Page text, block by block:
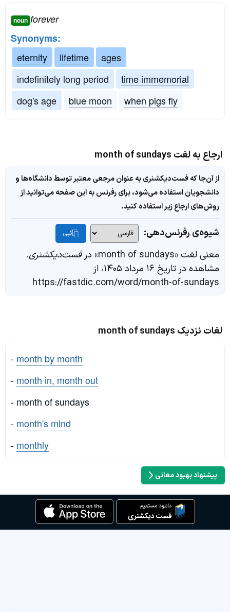
noun forever
Synonyms:
eternity
lifetime
ages
indefinitely long period
time immemorial
dog's age
blue moon when pigs fly
ارجاع به لغت month of sundays
از آن‌جا که فست‌دیکشنری به عنوان مرجعی معتبر توسط دانشگاه‌ها و
دانشجویان استفاده می‌شود، برای رفرنس به این صفحه می‌توانید از
روش‌های ارجاع زیر استفاده کنید.
شیوه‌ی رفرنس‌دهی: کپی
معنی لغت «month of sundays» در فست‌دیکشنری.
مشاهده در تاریخ ۱۶ مرداد ۱۴۰۵، از
https://fastdic.com/word/month-of-sundays
لغات نزدیک month of sundays
- month by month
- month in, month out
- month of sundays
- month's mind
- monthly
پیشنهاد بهبود معانی